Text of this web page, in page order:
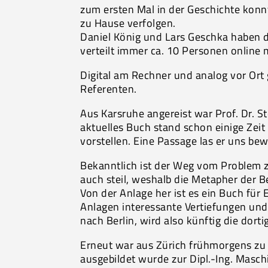
zum ersten Mal in der Geschichte
zu Hause verfolgen.
Daniel König und Lars Geschka
verteilt immer ca. 10 Personen online
Digital am Rechner und analog vor
Referenten.
Aus Karsruhe angereist war Prof. Dr.
aktuelles Buch stand schon einige
vorstellen. Eine Passage las er uns
Bekanntlich ist der Weg vom
auch steil, weshalb die Metapher der
Von der Anlage her ist es ein Buch
Anlagen interessante Vertiefungen
nach Berlin, wird also künftig die
Erneut war aus Zürich frühmorgens
ausgebildet wurde zur Dipl.-Ing.